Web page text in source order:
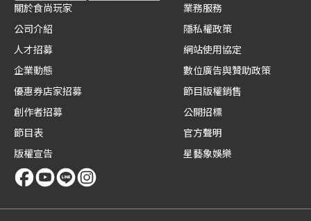
關於食尚玩家
公司介紹
人才招募
企業動態
優惠券店家招募
創作者招募
節目表
版權宣告
業務服務
隱私權政策
網站使用協定
數位廣告與贊助政策
節目版權銷售
公開招標
官方聲明
星藝象娛樂